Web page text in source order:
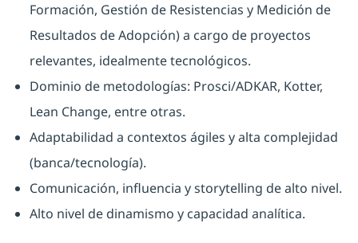
Formación, Gestión de Resistencias y Medición de
Resultados de Adopción) a cargo de proyectos
relevantes, idealmente tecnológicos.
Dominio de metodologías: Prosci/ADKAR, Kotter,
Lean Change, entre otras.
Adaptabilidad a contextos ágiles y alta complejidad
(banca/tecnología).
Comunicación, influencia y storytelling de alto nivel.
Alto nivel de dinamismo y capacidad analítica.